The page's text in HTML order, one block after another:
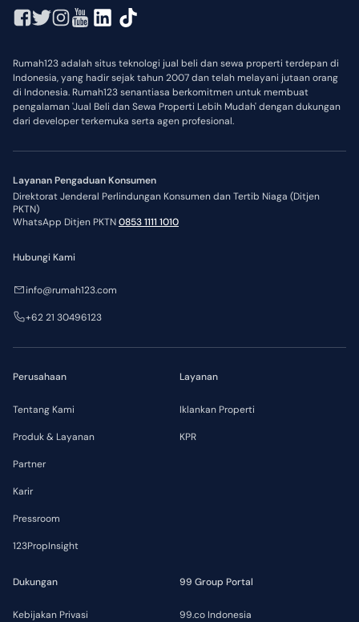
Rumah123 adalah situs teknologi jual beli dan sewa properti terdepan di
Indonesia, yang hadir sejak tahun 2007 dan telah melayani jutaan orang
di Indonesia. Rumah123 senantiasa berkomitmen untuk membuat
pengalaman 'Jual Beli dan Sewa Properti Lebih Mudah' dengan dukungan
dari developer terkemuka serta agen profesional.
Layanan Pengaduan Konsumen
Direktorat Jenderal Perlindungan Konsumen dan Tertib Niaga (Ditjen
PKTN)
WhatsApp Ditjen PKTN0853 1111 1010
Perusahaan
Tentang Kami
Produk & Layanan
Partner
Karir
Pressroom
123PropInsight
Layanan
Iklankan Properti
KPR
Dukungan
Kebijakan Privasi
99 Group Portal
99.co Indonesia
Hubungi Kami
info@rumah123.com
+62 21 30496123